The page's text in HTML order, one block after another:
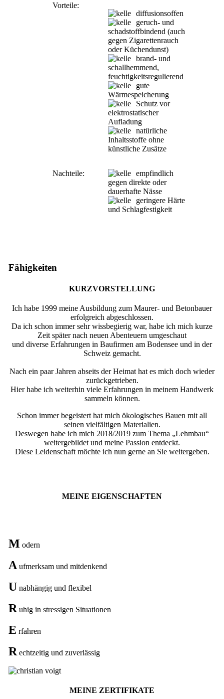
Vorteile:
diffusionsoffen
geruch- und
schadstoffbindend (auch
gegen Zigarettenrauch
oder Küchendunst)
brand- und
schallhemmend,
feuchtigkeitsregulierend
gute
Wärmespeicherung
Schutz vor
elektrostatischer
Aufladung
natürliche
Inhaltsstoffe ohne
künstliche Zusätze
Nachteile:
empfindlich
gegen direkte oder
dauerhafte Nässe
geringere Härte
und Schlagfestigkeit
Fähigkeiten
KURZVORSTELLUNG
Ich habe 1999 meine Ausbildung zum Maurer- und Betonbauer
erfolgreich abgeschlossen.
Da ich schon immer sehr wissbegierig war, habe ich mich kurze
Zeit später nach neuen Abenteuern umgeschaut
und diverse Erfahrungen in Baufirmen am Bodensee und in der
Schweiz gemacht.
Nach ein paar Jahren abseits der Heimat hat es mich doch wieder
zurückgetrieben.
Hier habe ich weiterhin viele Erfahrungen in meinem Handwerk
sammeln können.
Schon immer begeistert hat mich ökologisches Bauen mit all
seinen vielfältigen Materialien.
Deswegen habe ich mich 2018/2019 zum Thema „Lehmbau“
weitergebildet und meine Passion entdeckt.
Diese Leidenschaft möchte ich nun gerne an Sie weitergeben.
MEINE EIGENSCHAFTEN
M odern
A ufmerksam und mitdenkend
U nabhängig und flexibel
R uhig in stressigen Situationen
E rfahren
R echtzeitig und zuverlässig
MEINE ZERTIFIKATE